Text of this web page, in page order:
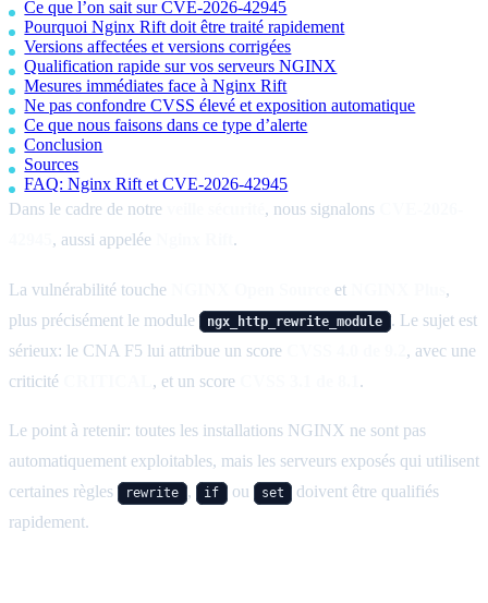
Ce que l’on sait sur CVE-2026-42945
Pourquoi Nginx Rift doit être traité rapidement
Versions affectées et versions corrigées
Qualification rapide sur vos serveurs NGINX
Mesures immédiates face à Nginx Rift
Ne pas confondre CVSS élevé et exposition automatique
Ce que nous faisons dans ce type d’alerte
Conclusion
Sources
FAQ: Nginx Rift et CVE-2026-42945
Dans le cadre de notre
, nous signalons
, aussi appelée .
La vulnérabilité touche et
,
plus précisément le module
ngx_http_rewrite_module . Le sujet est
sérieux: le CNA F5 lui attribue un score
, avec une
criticité
, et un score .
Le point à retenir: toutes les installations NGINX ne sont pas
automatiquement exploitables, mais les serveurs exposés qui utilisent
certaines règles
rewrite , if ou set
doivent être qualifiés
rapidement.